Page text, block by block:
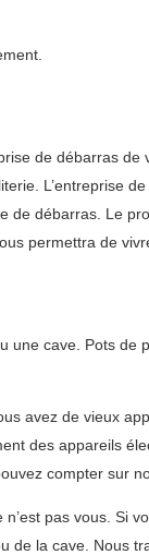
de débarras
L’entreprise
débarras. Le
permettra de
cave. Pots
avez de vieux
des appareils
compter sur
pas vous.
la cave. Nous